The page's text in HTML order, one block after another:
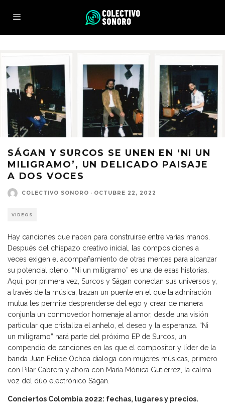
SÁGAN Y SURCOS SE UNEN EN ‘NI UN
MILIGRAMO’, UN DELICADO PAISAJE
A DOS VOCES
COLECTIVO SONORO · OCTUBRE 22, 2022
VIDEOS
Hay canciones que nacen para construirse entre varias manos.
Después del chispazo creativo inicial, las composiciones a
veces exigen el acompañamiento de otras mentes para alcanzar
su potencial pleno. “Ni un miligramo” es una de esas historias.
Aquí, por primera vez, Surcos y Ságan conectan sus universos y,
a través de la música, trazan un puente en el que la admiración
mutua les permite desprenderse del ego y crear de manera
conjunta un conmovedor homenaje al amor, desde una visión
particular que cristaliza el anhelo, el deseo y la esperanza. “Ni
un miligramo” hará parte del próximo EP de Surcos, un
compendio de canciones en las que el compositor y líder de la
banda Juan Felipe Ochoa dialoga con mujeres músicas, primero
con Pilar Cabrera y ahora con María Mónica Gutiérrez, la calma
voz del dúo electrónico Ságan.
Conciertos Colombia 2022: fechas, lugares y precios.